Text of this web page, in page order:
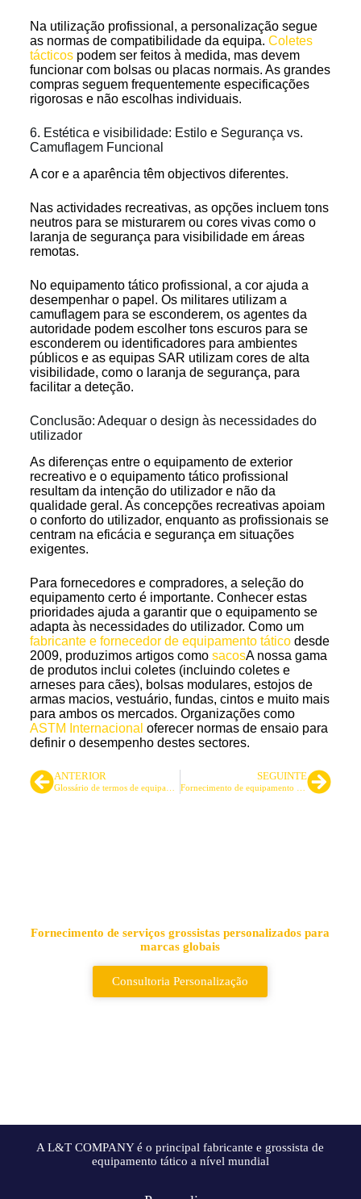
Na utilização profissional, a personalização segue
as normas de compatibilidade da equipa. Coletes
tácticospodem ser feitos à medida, mas devem
funcionar com bolsas ou placas normais. As grandes
compras seguem frequentemente especificações
rigorosas e não escolhas individuais.
6. Estética e visibilidade: Estilo e Segurança vs.
Camuflagem Funcional
A cor e a aparência têm objectivos diferentes.
Nas actividades recreativas, as opções incluem tons
neutros para se misturarem ou cores vivas como o
laranja de segurança para visibilidade em áreas
remotas.
No equipamento tático profissional, a cor ajuda a
desempenhar o papel. Os militares utilizam a
camuflagem para se esconderem, os agentes da
autoridade podem escolher tons escuros para se
esconderem ou identificadores para ambientes
públicos e as equipas SAR utilizam cores de alta
visibilidade, como o laranja de segurança, para
facilitar a deteção.
Conclusão: Adequar o design às necessidades do
utilizador
As diferenças entre o equipamento de exterior
recreativo e o equipamento tático profissional
resultam da intenção do utilizador e não da
qualidade geral. As concepções recreativas apoiam
o conforto do utilizador, enquanto as profissionais se
centram na eficácia e segurança em situações
exigentes.
Para fornecedores e compradores, a seleção do
equipamento certo é importante. Conhecer estas
prioridades ajuda a garantir que o equipamento se
adapta às necessidades do utilizador. Como um
fabricante e fornecedor de equipamento táticodesde
2009, produzimos artigos como sacosA nossa gama
de produtos inclui coletes (incluindo coletes e
arneses para cães), bolsas modulares, estojos de
armas macios, vestuário, fundas, cintos e muito mais
para ambos os mercados. Organizações como
ASTM Internacional oferecer normas de ensaio para
definir o desempenho destes sectores.
ANTERIOR
Glossário de termos de equipamento tático de um fabricante
SEGUINTE
Fornecimento de serviços grossistas personalizados para
marcas globais
Consultoria Personalização
A L&T COMPANY é o principal fabricante e grossista de
equipamento tático a nível mundial